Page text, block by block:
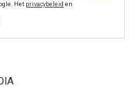
Het privacybeleid en